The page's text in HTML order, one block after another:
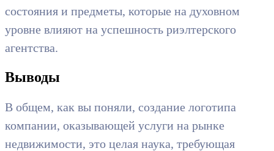
состояния и предметы, которые на духовном
уровне влияют на успешность риэлтерского
агентства.
Выводы
В общем, как вы поняли, создание логотипа
компании, оказывающей услуги на рынке
недвижимости, это целая наука, требующая